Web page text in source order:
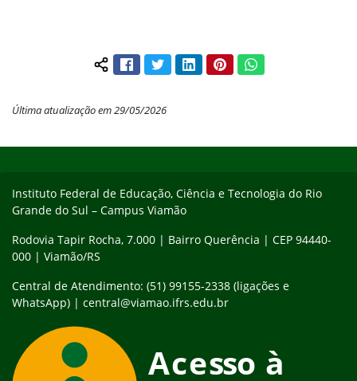
Compartilhar conteúdo:
FacebookTwitterLinkedInPinterestWhatsApp
Última atualização em 29/05/2026
Instituto Federal de Educação, Ciência e Tecnologia do Rio
Grande do Sul – Campus Viamão
Rodovia Tapir Rocha, 7.000 | Bairro Querência | CEP 94440-
000 | Viamão/RS
Central de Atendimento: (51) 99155-2338 (ligações e
WhatsApp) | central@viamao.ifrs.edu.br